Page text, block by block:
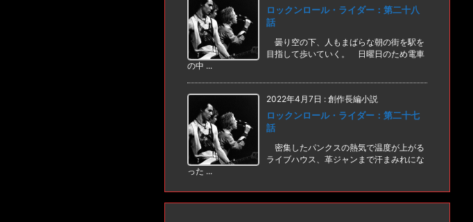
ロックンロール・ライダー：第二十八
話
曇り空の下、人もまばらな朝の街を駅を
目指して歩いていく。 日曜日のため電車
の中 ...
2022年4月7日 : 創作長編小説
ロックンロール・ライダー：第二十七
話
密集したパンクスの熱気で温度が上がる
ライブハウス、革ジャンまで汗まみれにな
った ...